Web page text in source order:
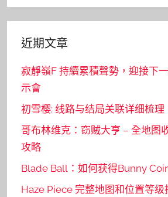
近期文章
寂靜嶺F 持續累積聲勢，迎接下
示會
初雪樱: 线路与结局关联详细梳理
哥布林维克：窃贼大亨 – 全地图
攻略
Blade Ball：如何获得Bunny
Haze Piece 完整地图和位置等级